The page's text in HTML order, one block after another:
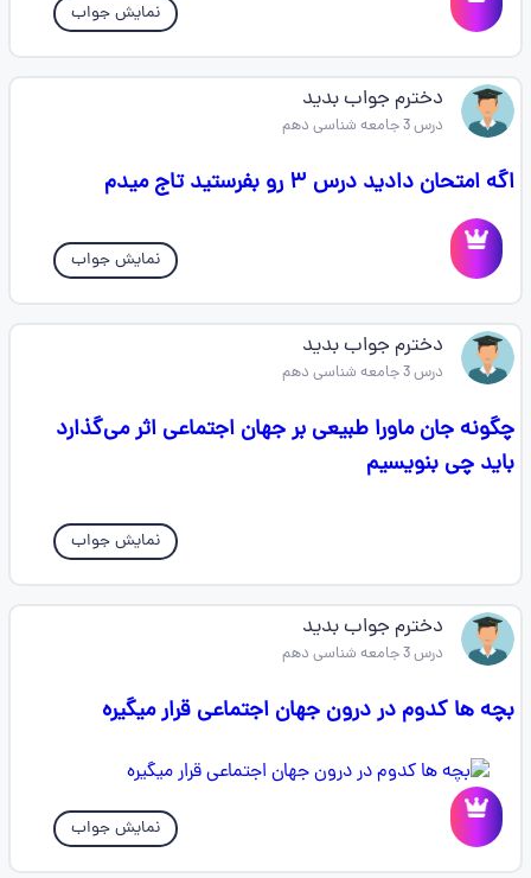
نمایش جواب
دخترم جواب بدید
درس 3 جامعه شناسی دهم
اگه امتحان دادید درس ۳ رو بفرستید تاج میدم
نمایش جواب
دخترم جواب بدید
درس 3 جامعه شناسی دهم
چگونه جان ماورا طبیعی بر جهان اجتماعی اثر می‌گذارد
باید چی بنویسیم
نمایش جواب
دخترم جواب بدید
درس 3 جامعه شناسی دهم
بچه ها کدوم در درون جهان اجتماعی قرار میگیره
نمایش جواب